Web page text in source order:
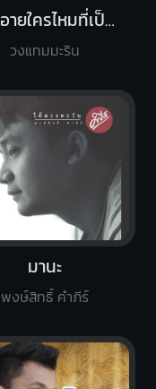
เธออายใครไหมที่เป็นแฟนฉัน
วงแทมมะริน
มานะ
พงษ์สิทธิ์ คำภีร์